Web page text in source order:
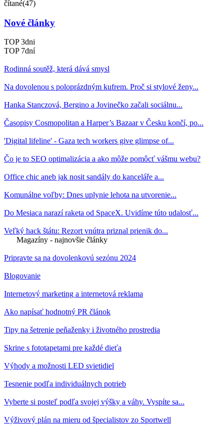
čítané(47)
Nové články
TOP 3dni
TOP 7dní
Rodinná soutěž, která dává smysl
Na dovolenou s poloprázdným kufrem. Proč si stylové ženy...
Hanka Stanczová, Bergino a Jovinečko začali sociálnu...
Časopisy Cosmopolitan a Harper’s Bazaar v Česku končí, po...
'Digital lifeline' - Gaza tech workers give glimpse of...
Čo je to SEO optimalizácia a ako môže pomôcť vášmu webu?
Office chic aneb jak nosit sandály do kanceláře a...
Komunálne voľby: Dnes uplynie lehota na utvorenie...
Do Mesiaca narazí raketa od SpaceX. Uvidíme túto udalosť...
Veľký hack štátu: Rezort vnútra priznal prienik do...
Magazíny - najnovšie články
Pripravte sa na dovolenkovú sezónu 2024
Blogovanie
Internetový marketing a internetová reklama
Ako napísať hodnotný PR článok
Tipy na šetrenie peňaženky i životného prostredia
Skrine s fototapetami pre každé dieťa
Výhody a možnosti LED svietidiel
Tesnenie podľa individuálnych potrieb
Vyberte si posteľ podľa svojej výšky a váhy. Vyspíte sa...
Výživový plán na mieru od špecialistov zo Sportwell